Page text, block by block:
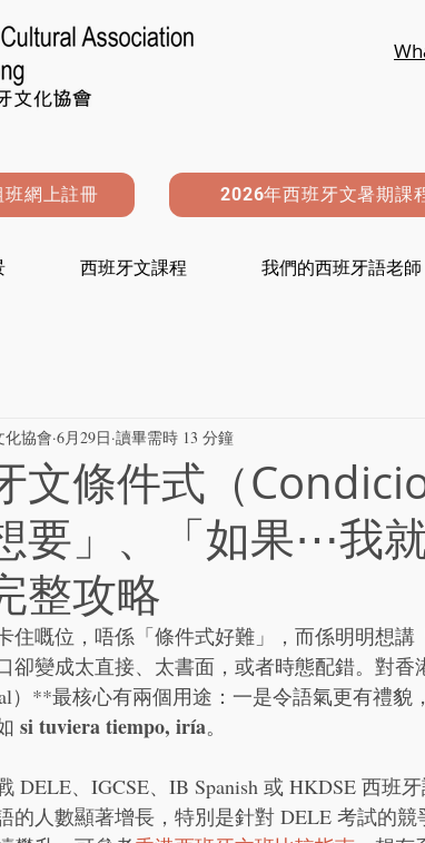
班網上註冊 2026年西班牙文暑期課
西班牙文課程 我們的西班牙語老師
文條件式（
想要」、「如果⋯
整攻略
化協會 6月29日 讀畢需時 13 分鐘
住嘅位，唔係「條件式好難」，而係明明想
卻變成太直接、太書面，或者時態配錯。對
）**最核心有兩個用途：一是令語氣更有禮貌
si tuviera tiempo, iría。
DELE、IGCSE、IB Spanish 或 HKDSE 西班
的人數顯著增長，特別是針對 DELE 考試的